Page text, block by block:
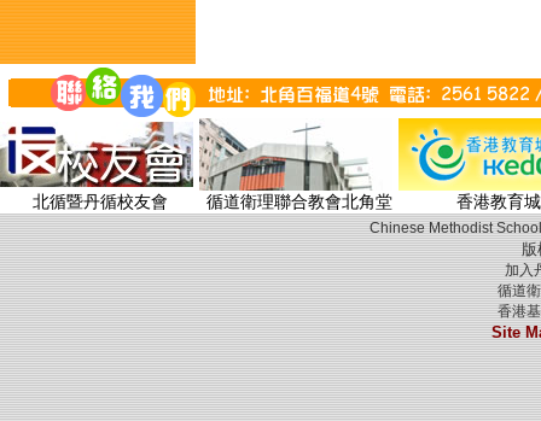
北循暨丹循校友會 循道衛理聯合教會北角堂 香港教育城
Chinese Methodist
版
加入
循道
香港
Site